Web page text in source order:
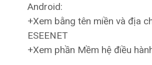
Android:
+Xem bằng tên miền và địa
ESEENET
+Xem phần Mềm hệ điều